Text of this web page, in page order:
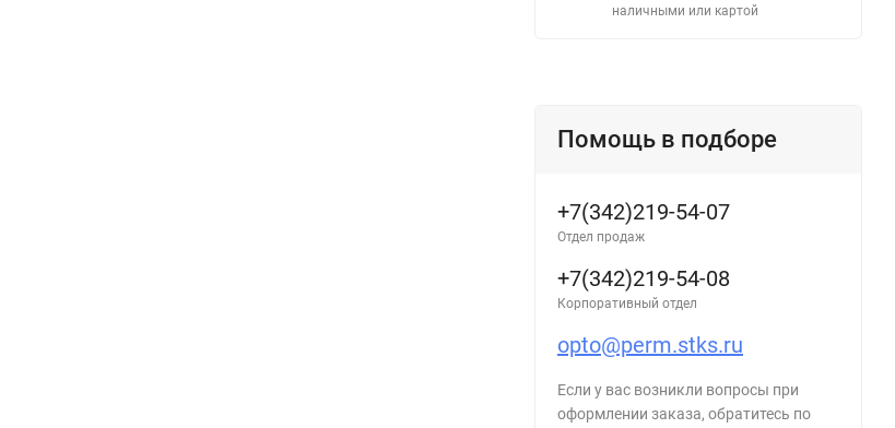
наличными или картой
Помощь в подборе
+7(342)219-54-07
Отдел продаж
+7(342)219-54-08
Корпоративный отдел
opto@perm.stks.ru
Если у вас возникли вопросы при
оформлении заказа, обратитесь по